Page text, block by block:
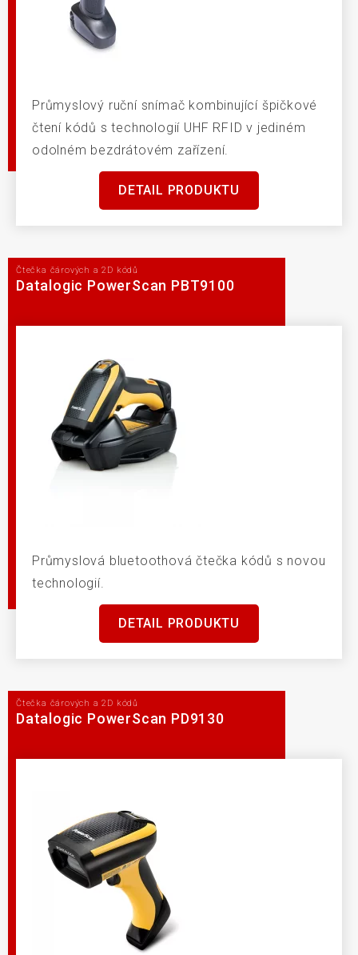
Průmyslový ruční snímač kombinující špičkové
čtení kódů s technologií UHF RFID v jediném
odolném bezdrátovém zařízení.
DETAIL PRODUKTU
Čtečka čárových a 2D kódů
Datalogic PowerScan PBT9100
Průmyslová bluetoothová čtečka kódů s novou
technologií.
DETAIL PRODUKTU
Čtečka čárových a 2D kódů
Datalogic PowerScan PD9130